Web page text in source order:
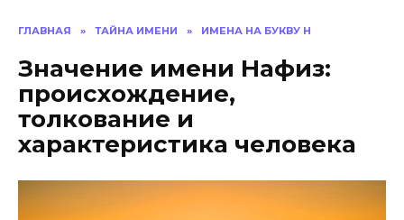
ГЛАВНАЯ » ТАЙНА ИМЕНИ » ИМЕНА НА БУКВУ Н
Значение имени Нафиз:
происхождение,
толкование и
характеристика человека